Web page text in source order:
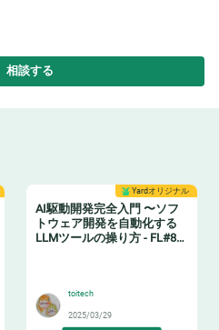
相談する
Yardオリジナル
AI駆動開発完全入門 〜ソフ
トウェア開発を自動化する
LLMツールの操り方 - FL#87
toitech
2025/03/29